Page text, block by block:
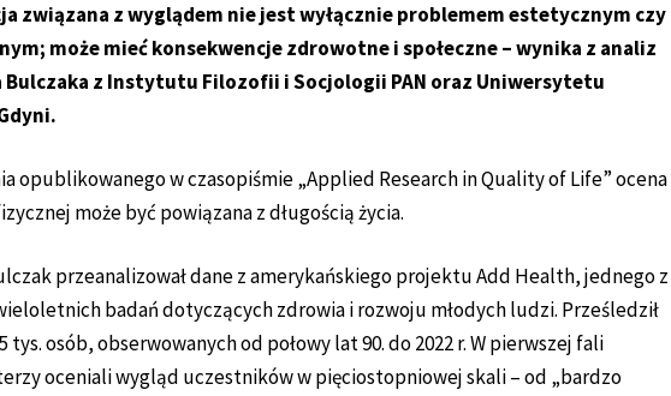
związana z wyglądem nie jest wyłącznie problemem estetycznym czy
może mieć konsekwencje zdrowotne i społeczne – wynika z analiz
Bulczaka z Instytutu Filozofii i Socjologii PAN oraz Uniwersytetu
opublikowanego w czasopiśmie „Applied Research in Quality of Life” ocena
może być powiązana z długością życia.
przeanalizował dane z amerykańskiego projektu Add Health, jednego z
badań dotyczących zdrowia i rozwoju młodych ludzi. Prześledził
tys. osób, obserwowanych od połowy lat 90. do 2022 r. W pierwszej fali
oceniali wygląd uczestników w pięciostopniowej skali – od „bardzo